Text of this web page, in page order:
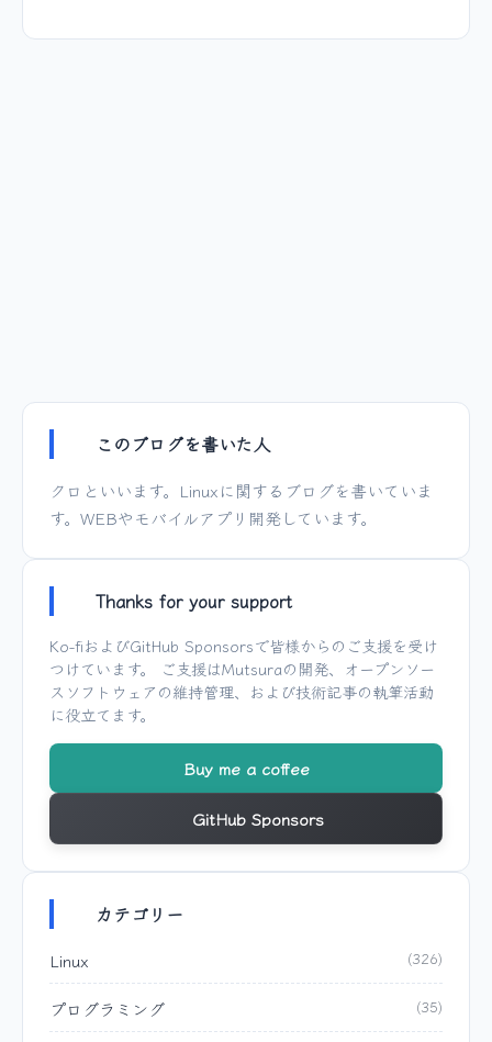
このブログを書いた人
クロといいます。Linuxに関するブログを書いていま
す。WEBやモバイルアプリ開発しています。
Thanks for your support
Ko-fiおよびGitHub Sponsorsで皆様からのご支援を受け
つけています。 ご支援はMutsuraの開発、オープンソー
スソフトウェアの維持管理、および技術記事の執筆活動
に役立てます。
Buy me a coffee
GitHub Sponsors
カテゴリー
Linux (326)
プログラミング (35)